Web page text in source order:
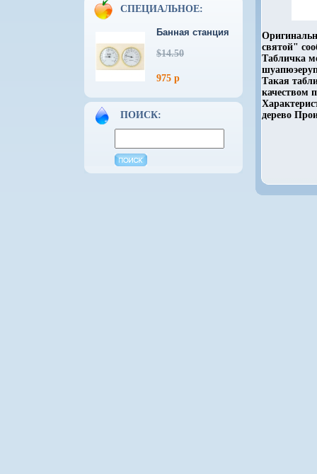
СПЕЦИАЛЬНОЕ:
Банная станция
$14.50
975 р
ПОИСК:
святой"
Табличка
Такая
качеством
дерево